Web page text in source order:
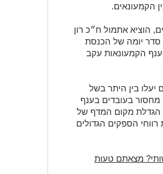
הקמעונאים.
הוציא אתמול ח״כ רון
סדר יומה של הכנסת
הקמעונאות עקב
יעלו בין היתר בשל
מחסור בעובדים בענף
הגדלת מקום המדף של
הספקים הגדולים
מצאתם טעות